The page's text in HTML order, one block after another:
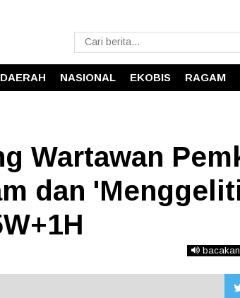
DAERAH NASIONAL EKOBIS RAGAM
Wartawan
dan
bacakan